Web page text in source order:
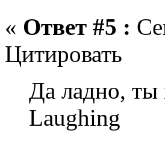
« Ответ #5 :
Цитировать
Да ладно, ты
Laughing